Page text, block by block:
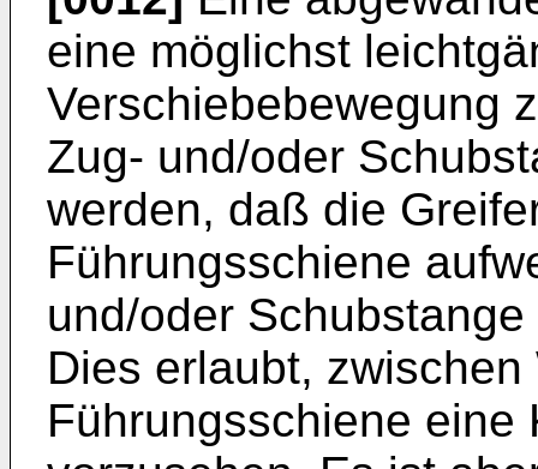
eine möglichst
Verschiebebewegung
Zug- und/oder
werden, daß die
Führungsschiene
und/oder
Dies erlaubt,
Führungsschiene eine